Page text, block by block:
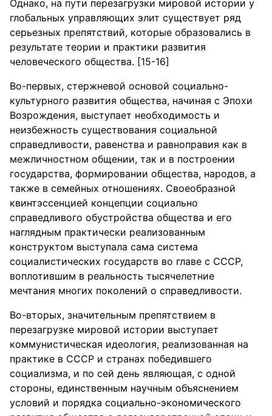
Однако, на пути перезагрузки мировой истории у
глобальных управляющих элит существует ряд
серьезных препятствий, которые образовались в
результате теории и практики развития
человеческого общества. [15-16]
Во-первых, стержневой основой социально-
культурного развития общества, начиная с Эпохи
Возрождения, выступает необходимость и
неизбежность существования социальной
справедливости, равенства и равноправия как в
межличностном общении, так и в построении
государства, формировании общества, народов, а
также в семейных отношениях. Своеобразной
квинтэссенцией концепции социально
справедливого обустройства общества и его
наглядным практически реализованным
конструктом выступала сама система
социалистических государств во главе с СССР,
воплотившим в реальность тысячелетние
мечтания многих поколений о справедливости.
Во-вторых, значительным препятствием в
перезагрузке мировой истории выступает
коммунистическая идеология, реализованная на
практике в СССР и странах победившего
социализма, и по сей день являющая, с одной
стороны, единственным научным объяснением
условий и порядка социально-экономического